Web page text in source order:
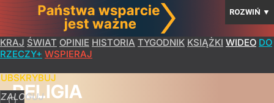
ROZWIŃ ▼
KRAJ ŚWIAT OPINIE HISTORIA TYGODNIK KSIĄŻKI WIDEO DO
RZECZY+ WSPIERAJ
ZALOGUJ
RELIGIA